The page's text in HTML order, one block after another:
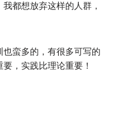
我都想放弃这样的人群，
蛮多的，有很多可写的
，实践比理论重要！